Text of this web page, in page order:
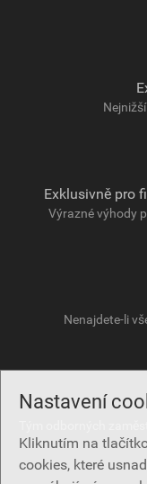
Nastavení
Kliknutím na
cookies, které
Exklusivně pro
Výrazné výhody
Nenajdete-li